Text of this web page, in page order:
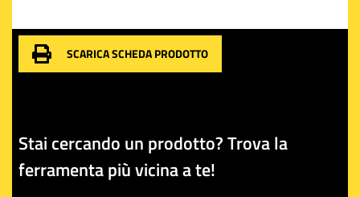
SCARICA SCHEDA PRODOTTO
Stai cercando un prodotto? Trova la
ferramenta più vicina a te!